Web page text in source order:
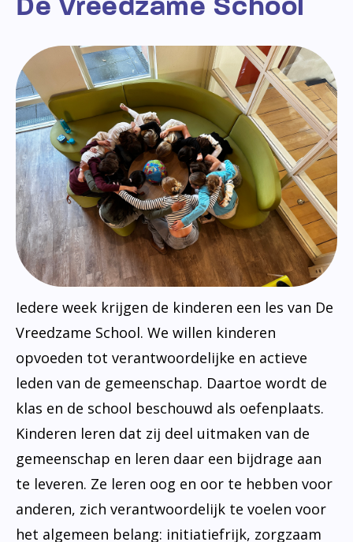
Iedere week krijgen de kinderen een les van De
Vreedzame School. We willen kinderen
opvoeden tot verantwoordelijke en actieve
leden van de gemeenschap. Daartoe wordt de
klas en de school beschouwd als oefenplaats.
Kinderen leren dat zij deel uitmaken van de
gemeenschap en leren daar een bijdrage aan
te leveren. Ze leren oog en oor te hebben voor
anderen, zich verantwoordelijk te voelen voor
het algemeen belang: initiatiefrijk, zorgzaam